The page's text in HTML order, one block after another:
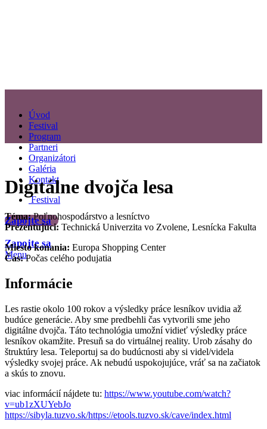
Úvod
Festival
Program
Partneri
Organizátori
Galéria
Kontakt
Festival
Zapojte sa
Zapojte sa
Menu
Digitálne dvojča lesa
Téma:Poľnohospodárstvo a lesníctvo
Prezentujúci: Technická Univerzita vo Zvolene, Lesnícka Fakulta
Miesto konania: Europa Shopping Center
Čas: Počas celého podujatia
Informácie
Les rastie okolo 100 rokov a výsledky práce lesníkov uvidia až
budúce generácie. Aby sme predbehli čas vytvorili sme jeho
digitálne dvojča. Táto technológia umožní vidieť výsledky práce
lesníkov okamžite. Presuň sa do virtuálnej reality. Urob zásahy do
štruktúry lesa. Teleportuj sa do budúcnosti aby si videl/videla
výsledky svojej práce. Ak nebudú uspokojujúce, vráť sa na začiatok
a skús to znovu.
viac informácií nájdete tu: https://www.youtube.com/watch?
v=ub1zXUYebJo
https://sibyla.tuzvo.sk/https://etools.tuzvo.sk/cave/index.html